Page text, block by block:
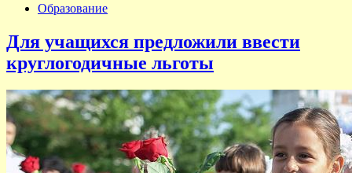
Образование
Для учащихся предложили ввести
круглогодичные льготы